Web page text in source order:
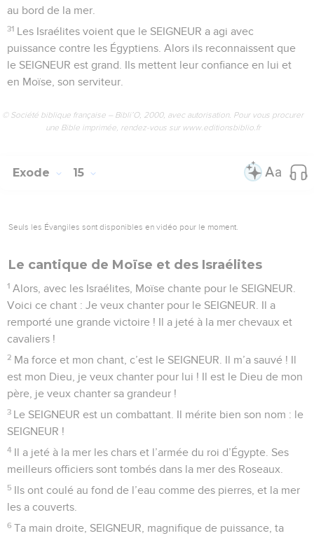
au bord de la mer.
31 Les Israélites voient que le SEIGNEUR a agi avec
puissance contre les Égyptiens. Alors ils reconnaissent que
le SEIGNEUR est grand. Ils mettent leur confiance en lui et
en Moïse, son serviteur.
© Société biblique française – Bibli’O, 2000, avec autorisation. Pour vous procurer
une Bible imprimée, rendez-vous sur www.editionsbiblio.fr
Exode 15
Seuls les Évangiles sont disponibles en vidéo pour le moment.
Le cantique de Moïse et des Israélites
1 Alors, avec les Israélites, Moïse chante pour le SEIGNEUR.
Voici ce chant : Je veux chanter pour le SEIGNEUR. Il a
remporté une grande victoire ! Il a jeté à la mer chevaux et
cavaliers !
2 Ma force et mon chant, c’est le SEIGNEUR. Il m’a sauvé ! Il
est mon Dieu, je veux chanter pour lui ! Il est le Dieu de mon
père, je veux chanter sa grandeur !
3 Le SEIGNEUR est un combattant. Il mérite bien son nom : le
SEIGNEUR !
4 Il a jeté à la mer les chars et l’armée du roi d’Égypte. Ses
meilleurs officiers sont tombés dans la mer des Roseaux.
5 Ils ont coulé au fond de l’eau comme des pierres, et la mer
les a couverts.
6 Ta main droite, SEIGNEUR, magnifique de puissance, ta